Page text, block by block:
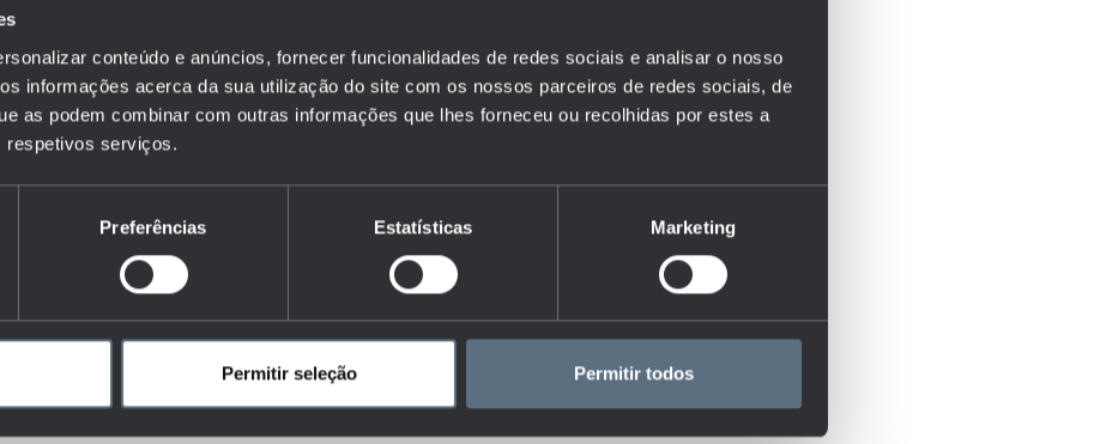
conteúdo e anúncios, fornecer funcionalidades de redes sociais e analisar o nosso
informações acerca da sua utilização do site com os nossos parceiros de redes sociais, de
as podem combinar com outras informações que lhes forneceu ou recolhidas por estes a
respetivos serviços.
Preferências Estatísticas Marketing
Permitir seleção Permitir todos